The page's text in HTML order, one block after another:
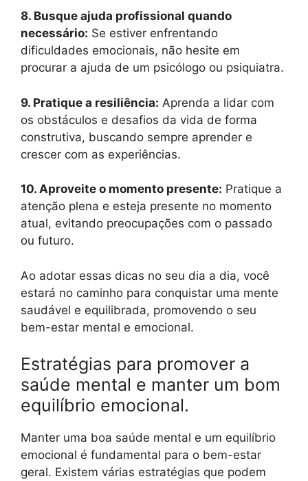
8. Busque ajuda profissional quando
necessário: Se estiver enfrentando
dificuldades emocionais, não hesite em
procurar a ajuda de um psicólogo ou psiquiatra.
9. Pratique a resiliência: Aprenda a lidar com
os obstáculos e desafios da vida de forma
construtiva, buscando sempre aprender e
crescer com as experiências.
10. Aproveite o momento presente: Pratique a
atenção plena e esteja presente no momento
atual, evitando preocupações com o passado
ou futuro.
Ao adotar essas dicas no seu dia a dia, você
estará no caminho para conquistar uma mente
saudável e equilibrada, promovendo o seu
bem-estar mental e emocional.
Estratégias para promover a
saúde mental e manter um bom
equilíbrio emocional.
Manter uma boa saúde mental e um equilíbrio
emocional é fundamental para o bem-estar
geral. Existem várias estratégias que podem